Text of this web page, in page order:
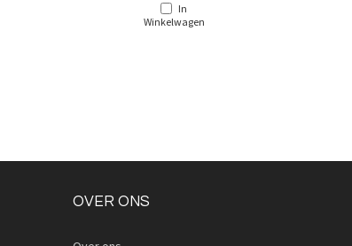
In
Winkelwagen
OVER ONS